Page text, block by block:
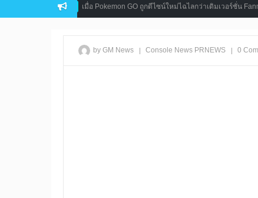
เมื่อ Pokemon GO ถูกดีไซน์ใหม่ไฉไลกว่าเดิมเวอร์ชั่น Fanmade
by GM News | Console News PRNEWS | 0